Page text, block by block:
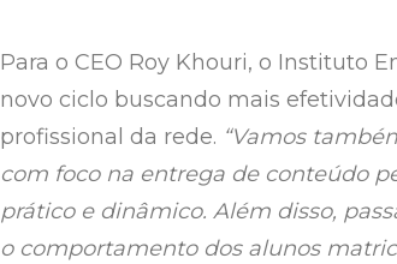
Para o CEO Roy Khouri, o Instituto
novo ciclo buscando mais
profissional da rede. “Vamos
com foco na entrega de conteúdo
prático e dinâmico. Além disso,
o comportamento dos alunos